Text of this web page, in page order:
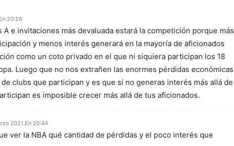
20:26
A e invitaciones más devaluada estará la competición porque más
y menos interés generará en la mayoría de aficionados
como un coto privado en el que ni siquiera participan los 18
Luego que no nos extrañen las enormes pérdidas económicas
clubs que participan y es que si no generas interés más allá de
es imposible crecer más allá de tus aficionados.
2021 En 20:44
ver la NBA qué cantidad de pérdidas y el poco interés que